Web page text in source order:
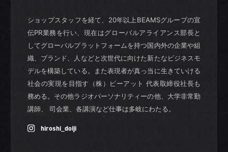
ショップスタッフを経て、20年以上BEAMSグループの宣
伝PR業務を行い、現在はグローバルアライアンス部長と
してグローバルプラットフォームを持つ国内外の企業や組
織、ブランド、人などと次世代に向けた新たなビジネスモ
デルを構築している。また表現者が真っ当に生きていける
社会の実現を目指す（株）ビーアット 代表取締役社長も
務める。その他ラジオパーソナリティーの他、大学非常勤
講師、 司会業、各講演など仕事は多岐にわたる。
hiroshi_doiji